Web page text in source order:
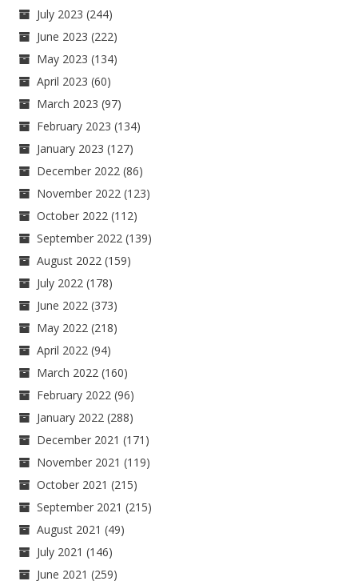
July 2023 (244)
June 2023 (222)
May 2023 (134)
April 2023 (60)
March 2023 (97)
February 2023 (134)
January 2023 (127)
December 2022 (86)
November 2022 (123)
October 2022 (112)
September 2022 (139)
August 2022 (159)
July 2022 (178)
June 2022 (373)
May 2022 (218)
April 2022 (94)
March 2022 (160)
February 2022 (96)
January 2022 (288)
December 2021 (171)
November 2021 (119)
October 2021 (215)
September 2021 (215)
August 2021 (49)
July 2021 (146)
June 2021 (259)